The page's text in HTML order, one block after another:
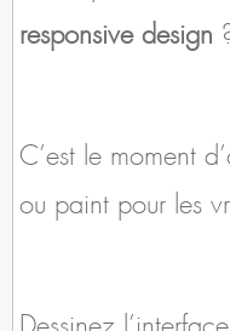
responsive design
C’est le moment
ou paint pour les
Dessinez